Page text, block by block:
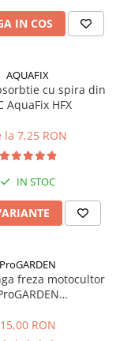
IN COS
AQUAFIX
cu spira din
AquaFix HFX
la 7,25 RON
IN STOC
ProGARDEN
freza motocultor
70 x 11 mm
15,00 RON